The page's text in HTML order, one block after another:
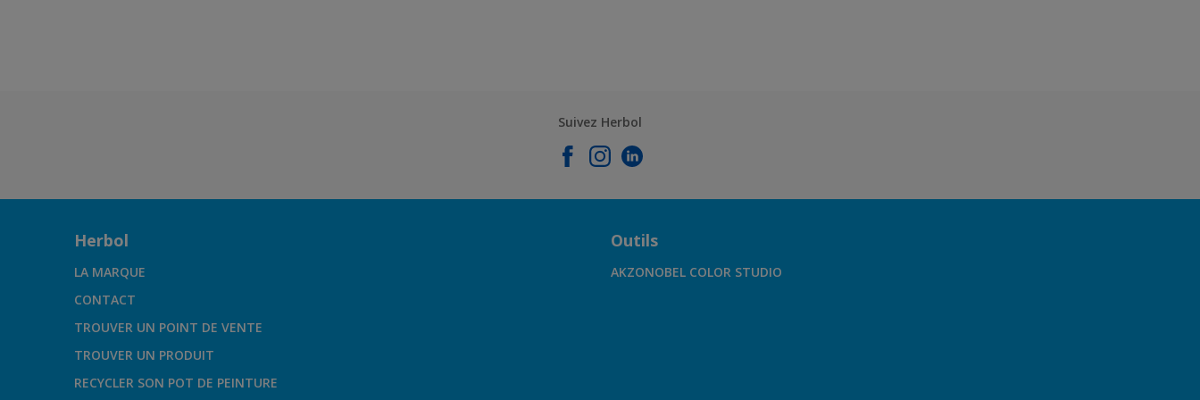
Suivez Herbol
Herbol
LA MARQUE
CONTACT
TROUVER UN POINT DE VENTE
TROUVER UN PRODUIT
RECYCLER SON POT DE PEINTURE
Outils
AKZONOBEL COLOR STUDIO